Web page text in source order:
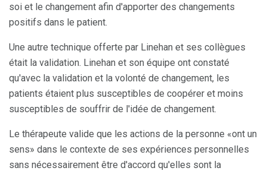
soi et le changement afin d'apporter des changements
positifs dans le patient.
Une autre technique offerte par Linehan et ses collègues
était la validation. Linehan et son équipe ont constaté
qu'avec la validation et la volonté de changement, les
patients étaient plus susceptibles de coopérer et moins
susceptibles de souffrir de l'idée de changement.
Le thérapeute valide que les actions de la personne «ont un
sens» dans le contexte de ses expériences personnelles
sans nécessairement être d'accord qu'elles sont la